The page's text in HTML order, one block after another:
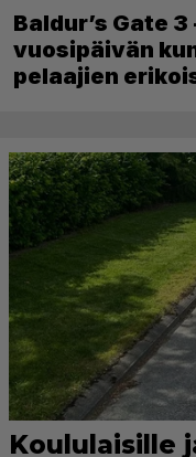
Baldur’s Gate
vuosipäivän
pelaajien